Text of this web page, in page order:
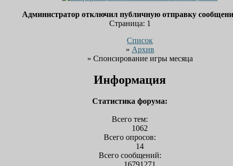
Администратор отключил публичную отправку
Страница: 1
Список
» Архив
» Спонсирование игры месяца
Информация
Статистика форума:
Всего тем:
1062
Всего опросов:
14
Всего сообщений:
16791271